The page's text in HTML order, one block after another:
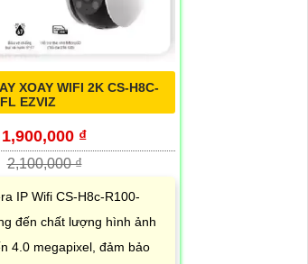
XOAY WIFI 2K CS-H8C-
EZVIZ
1,900,000 ₫
2,100,000 ₫
IP Wifi CS-H8c-R100-
đến chất lượng hình ảnh
4.0 megapixel, đảm bảo